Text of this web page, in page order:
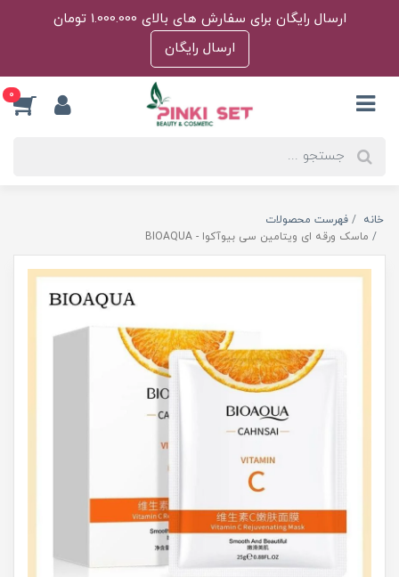
ارسال رایگان برای سفارش های بالای 1.000.000 تومان
ارسال رایگان
0
خانه
فهرست محصولات
ماسک ورقه ای ویتامین سی بیوآکوا - BIOAQUA